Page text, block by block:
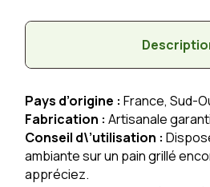
Pays d’origine : France, Sud-
Fabrication : Artisanale
Conseil d\’utilisation :
ambiante sur un pain grillé
appréciez.